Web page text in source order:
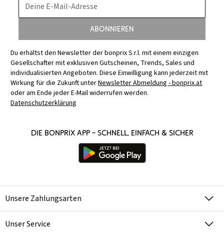
Deine E-Mail-Adresse
Abonnieren
Du erhältst den Newsletter der bonprix S.r.l. mit einem einzigen
Gesellschafter mit exklusiven Gutscheinen, Trends, Sales und
individualisierten Angeboten. Diese Einwilligung kann jederzeit mit
Wirkung für die Zukunft unterNewsletter Abmeldung - bonprix.at
oder am Ende jeder E-Mail widerrufen werden.
Datenschutzerklärung
Die bonprix App – schnell, einfach & sicher
Unsere Zahlungsarten
Unser Service